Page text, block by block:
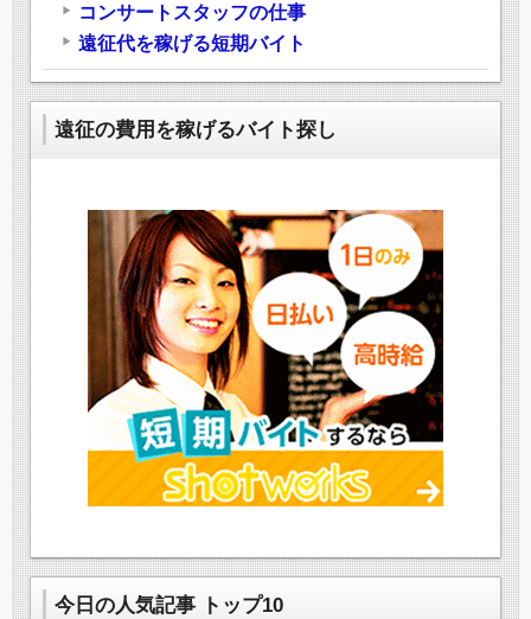
コンサートスタッフの仕事
遠征代を稼げる短期バイト
遠征の費用を稼げるバイト探し
今日の人気記事 トップ10